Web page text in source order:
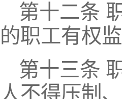
第十二条
的职工有权
第十三条
人不得压制